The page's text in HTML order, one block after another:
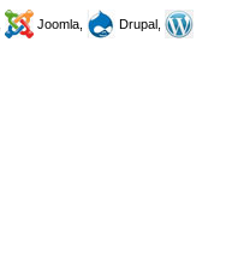
Joomla,
Drupal,